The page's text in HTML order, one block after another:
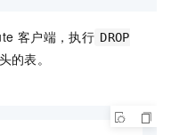
客户端，执行 DROP
的表。